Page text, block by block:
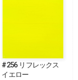
#256 リフレックス
イエロー